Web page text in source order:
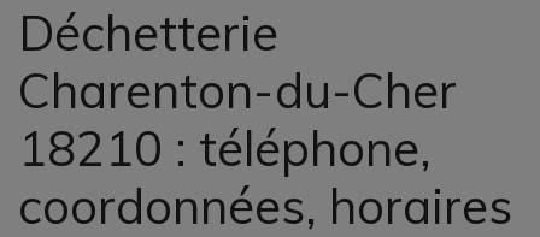
Déchetterie
Charenton-du-Cher
18210 : téléphone,
coordonnées, horaires